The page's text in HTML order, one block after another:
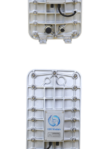
MK-TC200 EDI模块